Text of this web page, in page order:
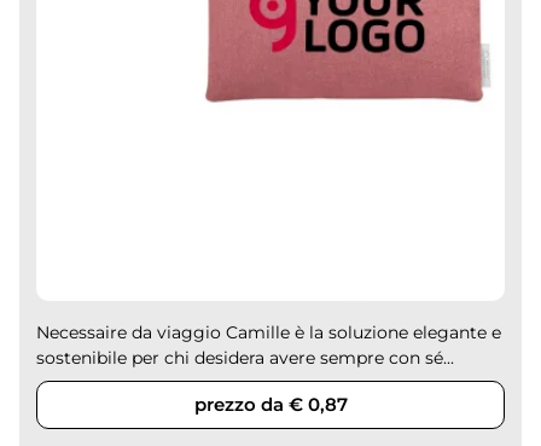
Necessaire da viaggio Camille è la soluzione elegante e
sostenibile per chi desidera avere sempre con sé...
prezzo da € 0,87